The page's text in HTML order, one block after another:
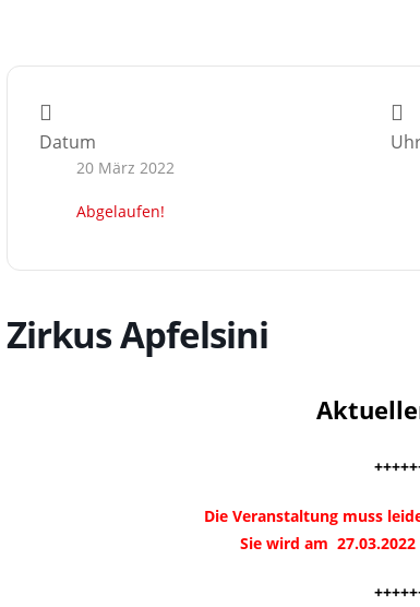
Datum
20 März 2022
Abgelaufen!
Zirkus Apfelsini
Die Veranstaltung muss
Sie wird am